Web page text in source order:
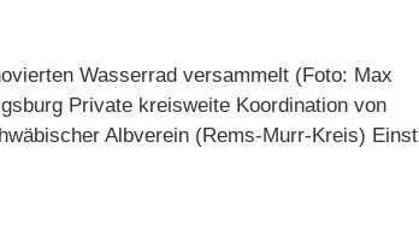
Wasserrad versammelt (Foto: Max
Private kreisweite Koordination von
Albverein (Rems-Murr-Kreis) Einst